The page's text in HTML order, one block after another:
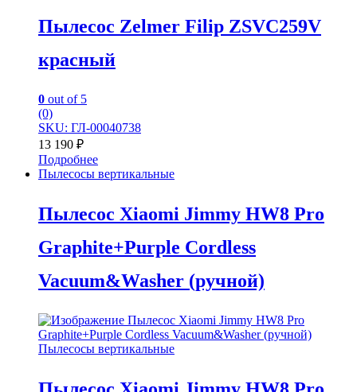
Пылесос Zelmer Filip ZSVC259V
красный
0 out of 5
(0)
SKU: ГЛ-00040738
13 190 ₽
Подробнее
Пылесосы вертикальные
Пылесос Xiaomi Jimmy HW8 Pro
Graphite+Purple Cordless
Vacuum&Washer (ручной)
Пылесосы вертикальные